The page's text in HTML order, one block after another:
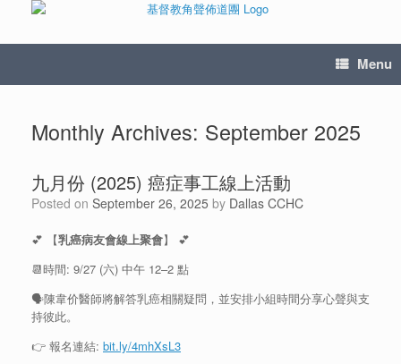
Menu
Monthly Archives: September 2025
九月份 (2025) 癌症事工線上活動
Posted on September 26, 2025 by Dallas CCHC
💕 【乳癌病友會線上聚會】 💕
📆時間: 9/27 (六) 中午 12–2 點
🗣️陳韋价醫師將解答乳癌相關疑問，並安排小組時間分享心聲與支
持彼此。
👉 報名連結: bit.ly/4mhXsL3